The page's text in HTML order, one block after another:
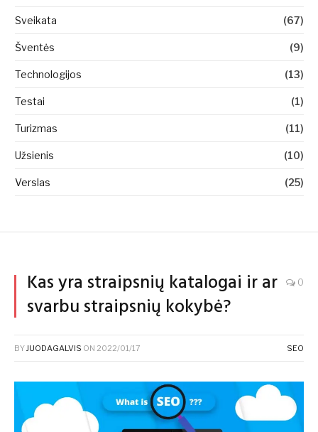
Sveikata (67)
Šventės (9)
Technologijos (13)
Testai (1)
Turizmas (11)
Užsienis (10)
Verslas (25)
Kas yra straipsnių katalogai ir ar
svarbu straipsnių kokybė?
0
BY JUODAGALVIS ON 2022/01/17 SEO